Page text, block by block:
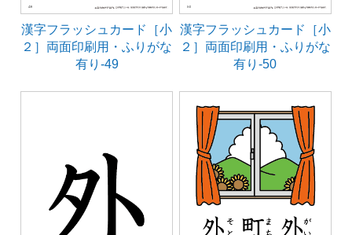
漢字フラッシュカード［小
２］両面印刷用・ふりがな
有り-49
漢字フラッシュカード［小
２］両面印刷用・ふりがな
有り-50